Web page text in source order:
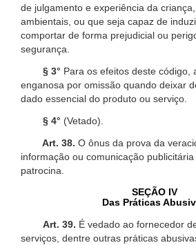
de julgamento e experiência da
ambientais, ou que seja capaz de
comportar de forma prejudicial ou
segurança.
§ 3° Para os efeitos deste código,
enganosa por omissão quando deixar
dado essencial do produto ou serviço.
§ 4° (Vetado).
Art. 38. O ônus da prova da
informação ou comunicação
patrocina.
SEÇÃO IV
Das Práticas
Art. 39. É vedado ao fornecedor
serviços, dentre outras práticas